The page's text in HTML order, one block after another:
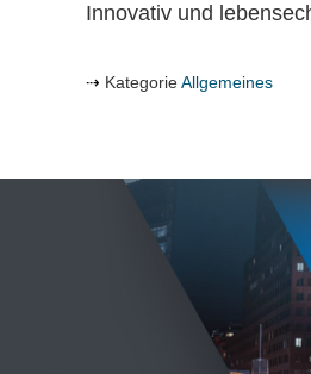
Innovativ und
KategorieAllgemeines